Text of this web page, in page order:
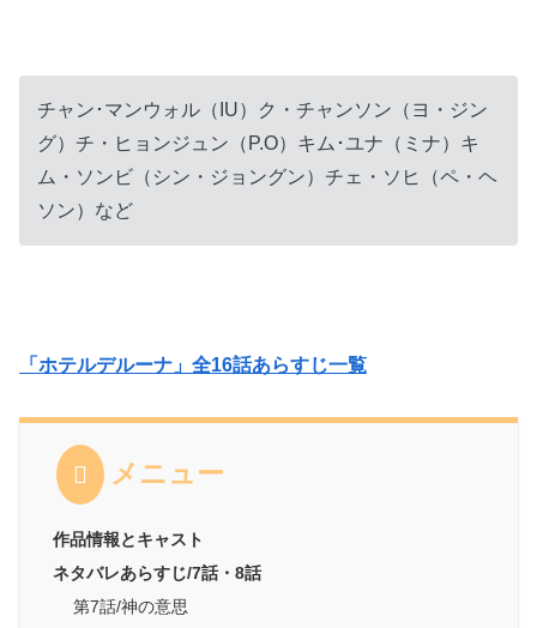
チャン･マンウォル（IU）ク・チャンソン（ヨ・ジン
グ）チ・ヒョンジュン（P.O）キム･ユナ（ミナ）キ
ム・ソンビ（シン・ジョングン）チェ・ソヒ（ペ・ヘ
ソン）など
「ホテルデルーナ」全16話あらすじ一覧
メニュー
作品情報とキャスト
ネタバレあらすじ/7話・8話
第7話/神の意思